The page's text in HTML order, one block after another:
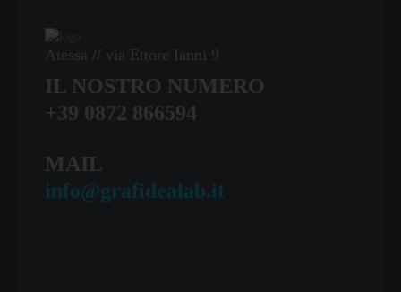
Atessa // via Ettore Ianni 9
IL NOSTRO NUMERO
+39 0872 866594
MAIL
info@grafidealab.it